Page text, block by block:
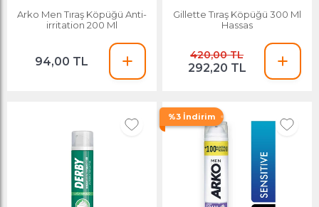
Arko Men Tıraş Köpüğü Anti-
irritation 200 Ml
94,00 TL
Gillette Tıraş Köpüğü 300 Ml
Hassas
420,00 TL
292,20 TL
%3 İndirim